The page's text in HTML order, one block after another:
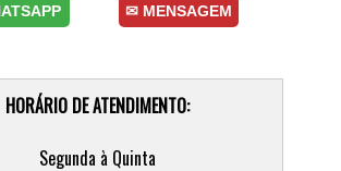
✉ MENSAGEM
HORÁRIO DE ATENDIMENTO:
Segunda à Quinta